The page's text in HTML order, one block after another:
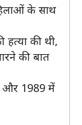
के साथ
की थी,
की बात
और 1989 में